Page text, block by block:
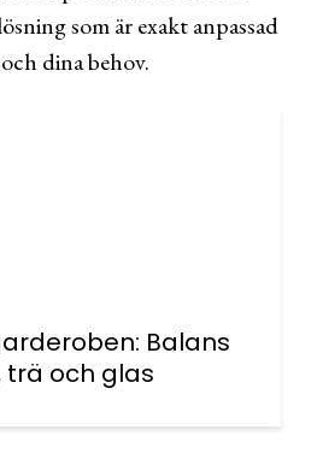
som är exakt anpassad
dina behov.
Balans
och glas